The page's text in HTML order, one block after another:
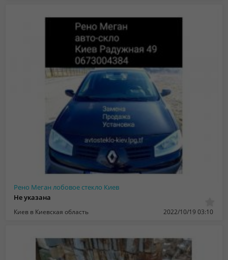
Рено Меган лобовое стекло Киев
Не указана
Киев в Киевская область 2022/10/19 03:10